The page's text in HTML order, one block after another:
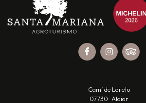
Camí de Loreto
07730 · Alaior